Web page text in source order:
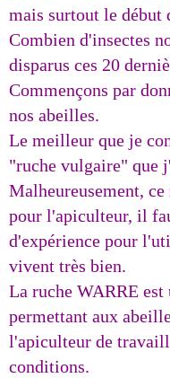
mais surtout le début
Combien d'insectes
disparus ces 20
Commençons par
nos abeilles.
Le meilleur que je
"ruche vulgaire" que
Malheureusement,
pour l'apiculteur, il
d'expérience pour
vivent très bien.
La ruche WARRE
permettant aux
l'apiculteur de
conditions.